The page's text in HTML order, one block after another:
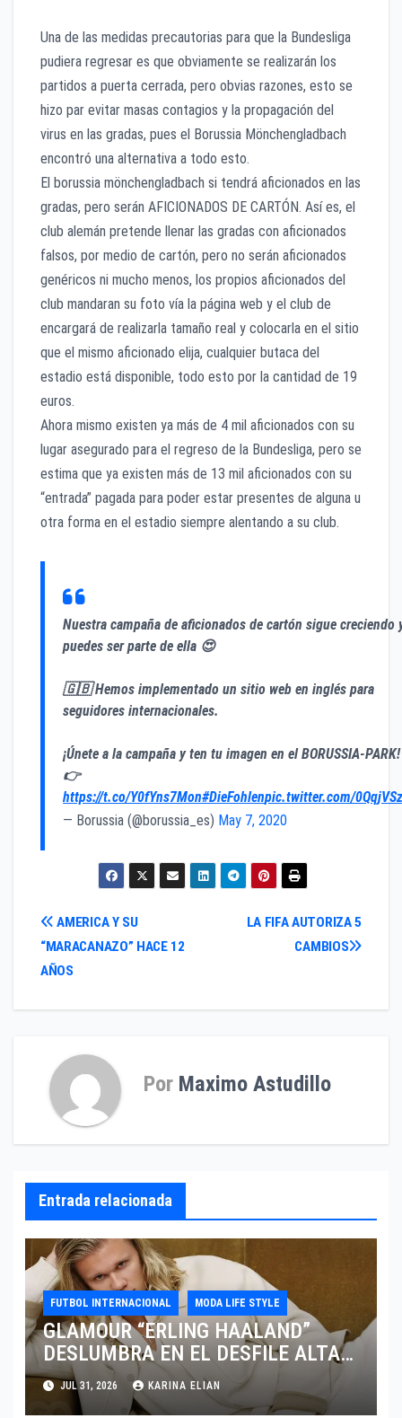
Una de las medidas precautorias para que la Bundesliga
pudiera regresar es que obviamente se realizarán los
partidos a puerta cerrada, pero obvias razones, esto se
hizo par evitar masas contagios y la propagación del
virus en las gradas, pues el Borussia Mönchengladbach
encontró una alternativa a todo esto.
El borussia mönchengladbach si tendrá aficionados en las
gradas, pero serán AFICIONADOS DE CARTÓN. Así es, el
club alemán pretende llenar las gradas con aficionados
falsos, por medio de cartón, pero no serán aficionados
genéricos ni mucho menos, los propios aficionados del
club mandaran su foto vía la página web y el club de
encargará de realizarla tamaño real y colocarla en el sitio
que el mismo aficionado elija, cualquier butaca del
estadio está disponible, todo esto por la cantidad de 19
euros.
Ahora mismo existen ya más de 4 mil aficionados con su
lugar asegurado para el regreso de la Bundesliga, pero se
estima que ya existen más de 13 mil aficionados con su
“entrada” pagada para poder estar presentes de alguna u
otra forma en el estadio siempre alentando a su club.
Nuestra campaña de aficionados de cartón sigue creciendo
puedes ser parte de ella 😍
🇬🇧 Hemos implementado un sitio web en inglés para
seguidores internacionales.
¡Únete a la campaña y ten tu imagen en el BORUSSIA-PARK!
👉
https://t.co/Y0fYns7Mon#DieFohlenpic.twitter.com/
— Borussia (@borussia_es) May 7, 2020
Navegación
de
entradas
LA FIFA AUTORIZA 5
CAMBIOS
AMERICA Y SU
“MARACANAZO” HACE 12
AÑOS
Por Maximo Astudillo
Entrada relacionada
FUTBOL INTERNACIONAL MODA LIFE STYLE
GLAMOUR “ERLING HAALAND”
DESLUMBRA EN EL DESFILE ALTA
SARTORIA DE DOLCE & GABBANA
TRAS EL MUNDIAL 2026
JUL 31, 2026 KARINA ELIAN